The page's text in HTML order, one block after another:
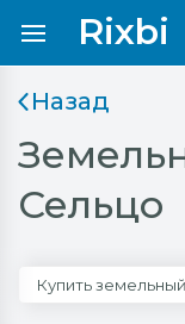
Rixbi
Назад
Сельцо
Купить